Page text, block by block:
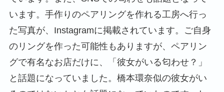
います。手作りのペアリングを作れる工房へ行っ
た写真が、Instagramに掲載されています。ご自身
のリングを作った可能性もありますが、ペアリン
グで有名なお店だけに、「彼女がいる匂わせ？」
と話題になっていました。橋本環奈似の彼女がい